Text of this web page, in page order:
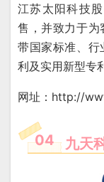
江苏太阳科技
售，并致力于为
带国家标准、行
利及实用新型专
网址：http://
04 九天